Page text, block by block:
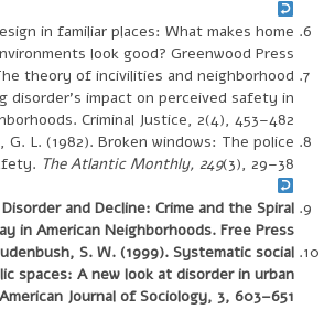
in familiar places: What makes home
look good? Greenwood Press.
theory of incivilities and neighborhood
disorder’s impact on perceived safety in
Criminal Justice, 2(4), 453–482.
G. L. (1982). Broken windows: The police
The Atlantic Monthly, 249(3), 29–38.
and Decline: Crime and the Spiral
in American Neighborhoods. Free Press
S. W. (1999). Systematic social
spaces: A new look at disorder in urban
Journal of Sociology, 3, 603–651.